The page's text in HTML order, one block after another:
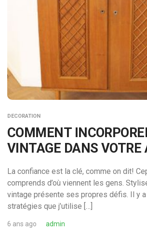
DECORATION
COMMENT
VINTAGE DANS VOTRE
La confiance est la clé, comme on dit!
comprends d’où viennent les gens.
vintage présente ses propres défis. Il y
stratégies que j’utilise […]
6 ans ago admin